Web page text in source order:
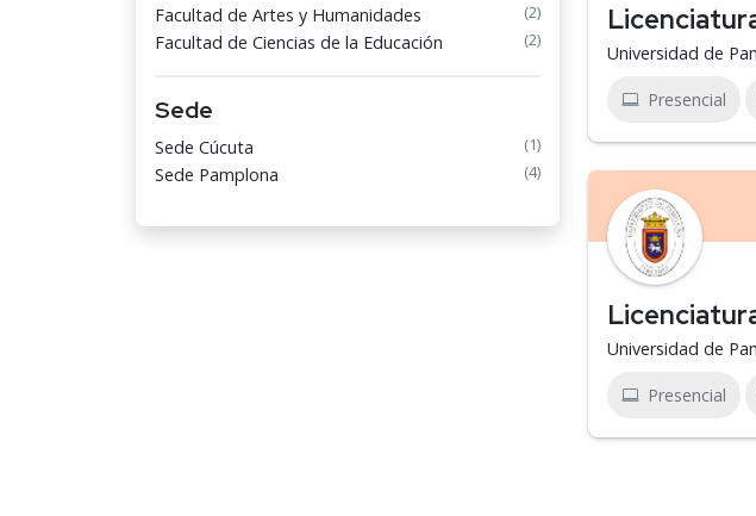
Facultad de Artes y Humanidades (2)
Facultad de Ciencias de la Educación (2)
Sede
Sede Cúcuta (1)
Sede Pamplona (4)
Universidad de
Presencial
Universidad de
Presencial